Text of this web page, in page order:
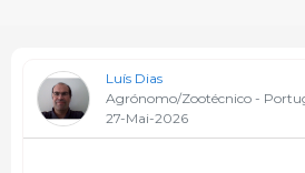
Luís Dias
Agrónomo/Zootécnico -
27-Mai-2026